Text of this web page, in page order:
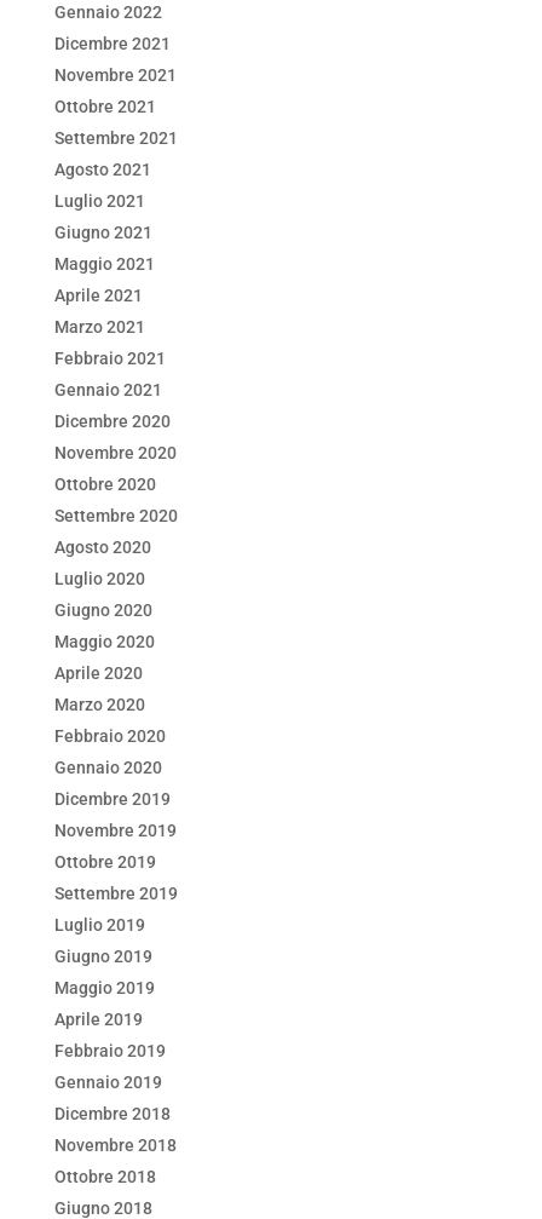
Gennaio 2022
Dicembre 2021
Novembre 2021
Ottobre 2021
Settembre 2021
Agosto 2021
Luglio 2021
Giugno 2021
Maggio 2021
Aprile 2021
Marzo 2021
Febbraio 2021
Gennaio 2021
Dicembre 2020
Novembre 2020
Ottobre 2020
Settembre 2020
Agosto 2020
Luglio 2020
Giugno 2020
Maggio 2020
Aprile 2020
Marzo 2020
Febbraio 2020
Gennaio 2020
Dicembre 2019
Novembre 2019
Ottobre 2019
Settembre 2019
Luglio 2019
Giugno 2019
Maggio 2019
Aprile 2019
Febbraio 2019
Gennaio 2019
Dicembre 2018
Novembre 2018
Ottobre 2018
Giugno 2018